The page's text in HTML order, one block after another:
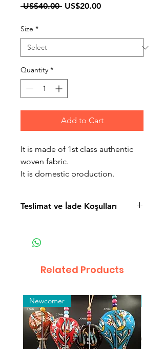
US$40.00 Regular
US$20.00Sale
Size *
Quantity *
Add to Cart
It is made of 1st class authentic
woven fabric.
It is domestic production.
Teslimat ve İade Koşulları
Mesafeli Satış Sözleşmesi
Related Products
Newcomer